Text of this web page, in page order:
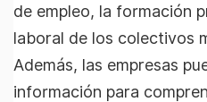
de empleo, la formación
laboral de los colectivos
Además, las empresas
información para